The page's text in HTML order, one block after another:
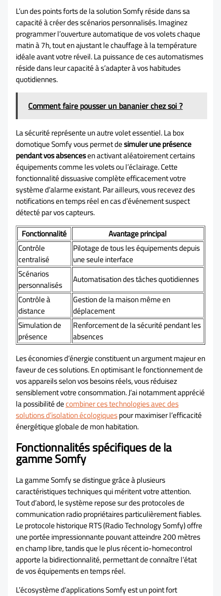
L’un des points forts de la solution Somfy réside dans sa
capacité à créer des scénarios personnalisés. Imaginez
programmer l’ouverture automatique de vos volets chaque
matin à 7h, tout en ajustant le chauffage à la température
idéale avant votre réveil. La puissance de ces automatismes
réside dans leur capacité à s’adapter à vos habitudes
quotidiennes.
Comment faire pousser un bananier chez soi ?
La sécurité représente un autre volet essentiel. La box
domotique Somfy vous permet desimuler une présence
pendant vos absencesen activant aléatoirement certains
équipements comme les volets ou l’éclairage. Cette
fonctionnalité dissuasive complète efficacement votre
système d’alarme existant. Par ailleurs, vous recevez des
notifications en temps réel en cas d’événement suspect
détecté par vos capteurs.
Fonctionnalité
Avantage principal
Contrôle
centralisé
Pilotage de tous les équipements depuis
une seule interface
Scénarios
personnalisés
Automatisation des tâches quotidiennes
Contrôle à
distance
Gestion de la maison même en
déplacement
Simulation de
présence
Renforcement de la sécurité pendant les
absences
Les économies d’énergie constituent un argument majeur en
faveur de ces solutions. En optimisant le fonctionnement de
vos appareils selon vos besoins réels, vous réduisez
sensiblement votre consommation. J’ai notamment apprécié
la possibilité decombiner ces technologies avec des
solutions d’isolation écologiquespour maximiser l’efficacité
énergétique globale de mon habitation.
Fonctionnalités spécifiques de la
gamme Somfy
La gamme Somfy se distingue grâce à plusieurs
caractéristiques techniques qui méritent votre attention.
Tout d’abord, le système repose sur des protocoles de
communication radio propriétaires particulièrement fiables.
Le protocole historique RTS (Radio Technology Somfy) offre
une portée impressionnante pouvant atteindre 200 mètres
en champ libre, tandis que le plus récent io-homecontrol
apporte la bidirectionnalité, permettant de connaître l’état
de vos équipements en temps réel.
L’écosystème d’applications Somfy est un point fort